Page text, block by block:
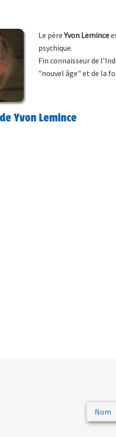
Le pèreYvon Lemince
psychique.
Fin connaisseur de
"nouvel âge" et de la
Yvon Lemince